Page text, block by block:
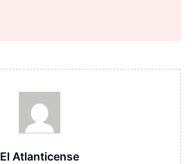
El Atlanticense